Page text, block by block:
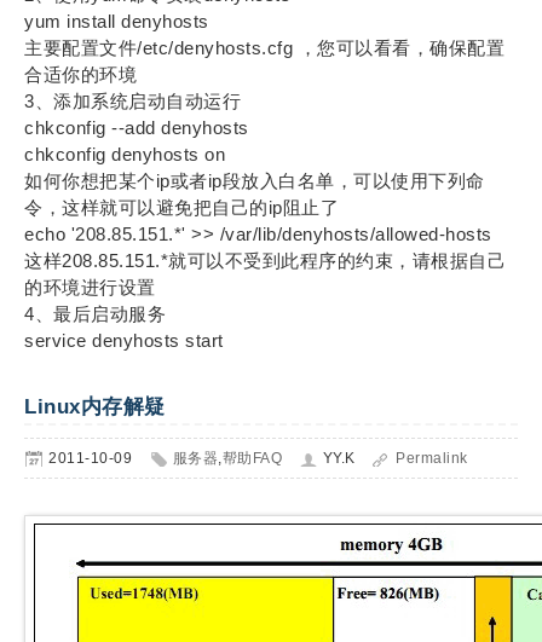
yum install denyhosts
主要配置文件/etc/denyhosts.cfg ，您可以看看，确保配置
合适你的环境
3、添加系统启动自动运行
chkconfig --add denyhosts
chkconfig denyhosts on
如何你想把某个ip或者ip段放入白名单，可以使用下列命
令，这样就可以避免把自己的ip阻止了
echo '208.85.151.*' >> /var/lib/denyhosts/allowed-hosts
这样208.85.151.*就可以不受到此程序的约束，请根据自己
的环境进行设置
4、最后启动服务
service denyhosts start
Linux内存解疑
2011-10-09 服务器,帮助FAQ YY.K Permalink